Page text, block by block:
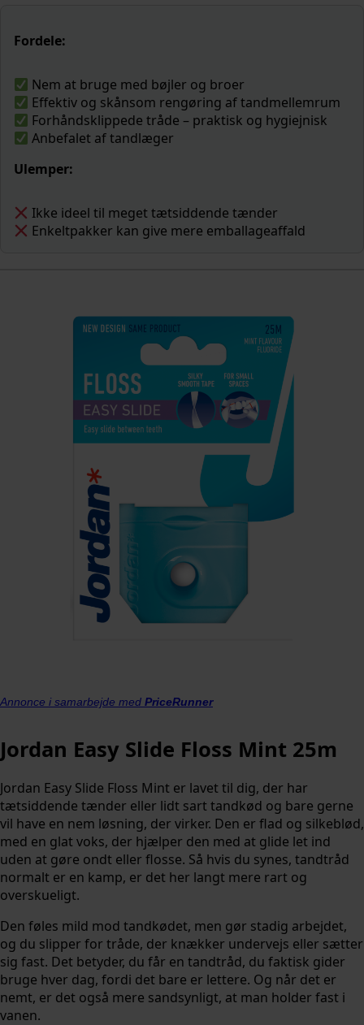
Fordele:
Nem at bruge med bøjler og broer
Effektiv og skånsom rengøring af tandmellemrum
Forhåndsklippede tråde – praktisk og hygiejnisk
Anbefalet af tandlæger
Ulemper:
Ikke ideel til meget tætsiddende tænder
Enkeltpakker kan give mere emballageaffald
Annonce i samarbejde med PriceRunner
Jordan Easy Slide Floss Mint 25m
Jordan Easy Slide Floss Mint er lavet til dig, der har
tætsiddende tænder eller lidt sart tandkød og bare gerne
vil have en nem løsning, der virker. Den er flad og silkeblød,
med en glat voks, der hjælper den med at glide let ind
uden at gøre ondt eller flosse. Så hvis du synes, tandtråd
normalt er en kamp, er det her langt mere rart og
overskueligt.
Den føles mild mod tandkødet, men gør stadig arbejdet,
og du slipper for tråde, der knækker undervejs eller sætter
sig fast. Det betyder, du får en tandtråd, du faktisk gider
bruge hver dag, fordi det bare er lettere. Og når det er
nemt, er det også mere sandsynligt, at man holder fast i
vanen.